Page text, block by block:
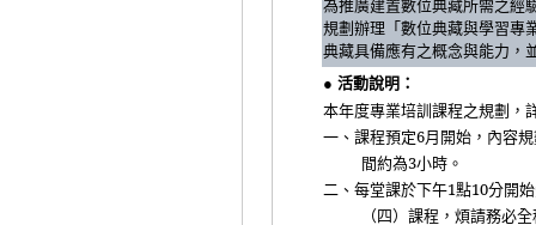
為推廣建置數位典藏所需之經
規劃辦理「數位典藏與學習專
典藏具備應有之概念與能力，
● 活動說明：
本年度專業培訓課程之規劃，
一、 課程預定6月開始，內容
間約為3小時。
二、每堂課於下午1點10分開
（四）課程，煩請務必